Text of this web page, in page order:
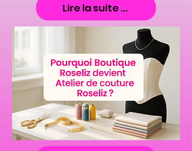
Lire la suite ...